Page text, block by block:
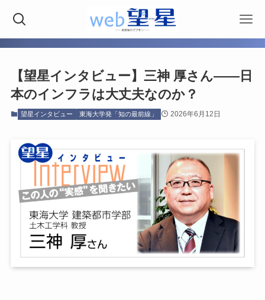
【望星インタビュー】三神 厚さん――日
本のインフラは大丈夫なのか？
望星インタビュー 東海大学発「知の最前線」 2026年6月12日